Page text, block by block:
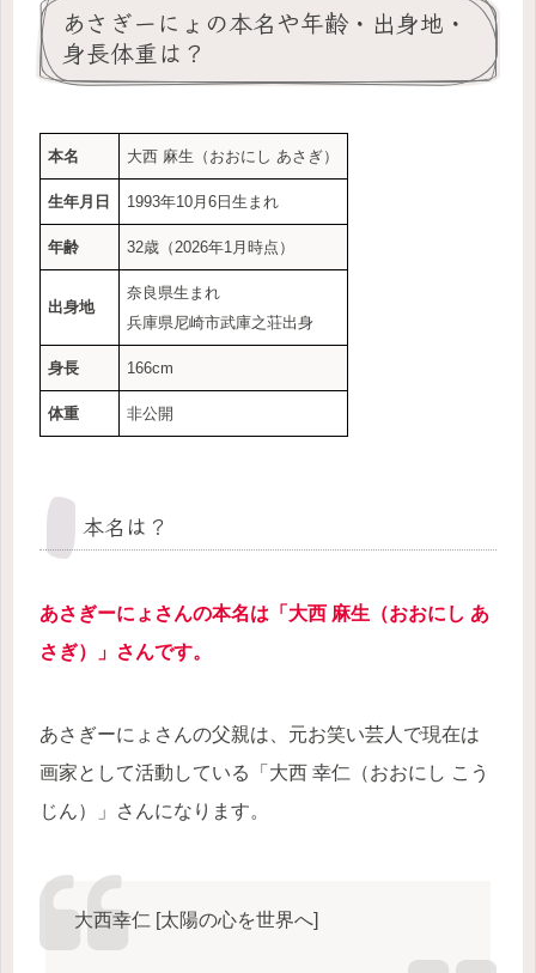
あさぎーにょの本名や年齢・出身地・
身長体重は？
本名 大西 麻生（おおにし あさぎ）
生年月日 1993年10月6日生まれ
年齢 32歳（2026年1月時点）
出身地
奈良県生まれ
兵庫県尼崎市武庫之荘出身
身長 166cm
体重 非公開
本名は？
あさぎーにょさんの本名は「大西 麻生（おおにし あ
さぎ）」さんです。
あさぎーにょさんの父親は、元お笑い芸人で現在は
画家として活動している「大西 幸仁（おおにし こう
じん）」さんになります。
大西幸仁 [太陽の心を世界へ]